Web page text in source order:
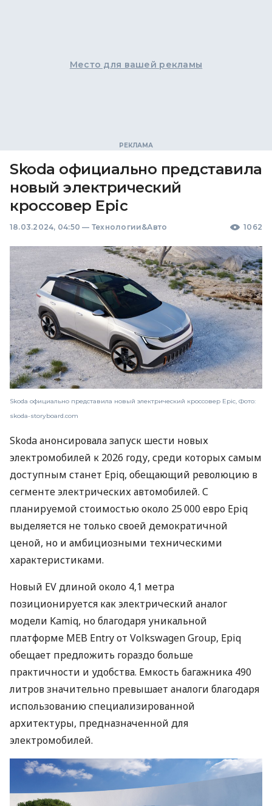
Место для вашей рекламы
Skoda официально представила
новый электрический
кроссовер Epic
18.03.2024, 04:50 — Технологии&Авто 1062
Skoda официально представила новый электрический кроссовер Epic, Фото:
skoda-storyboard.com
Skoda анонсировала запуск шести новых
электромобилей к 2026 году, среди которых самым
доступным станет Epiq, обещающий революцию в
сегменте электрических автомобилей. С
планируемой стоимостью около 25 000 евро Epiq
выделяется не только своей демократичной
ценой, но и амбициозными техническими
характеристиками.
Новый EV длиной около 4,1 метра
позиционируется как электрический аналог
модели Kamiq, но благодаря уникальной
платформе MEB Entry от Volkswagen Group, Epiq
обещает предложить гораздо больше
практичности и удобства. Емкость багажника 490
литров значительно превышает аналоги благодаря
использованию специализированной
архитектуры, предназначенной для
электромобилей.